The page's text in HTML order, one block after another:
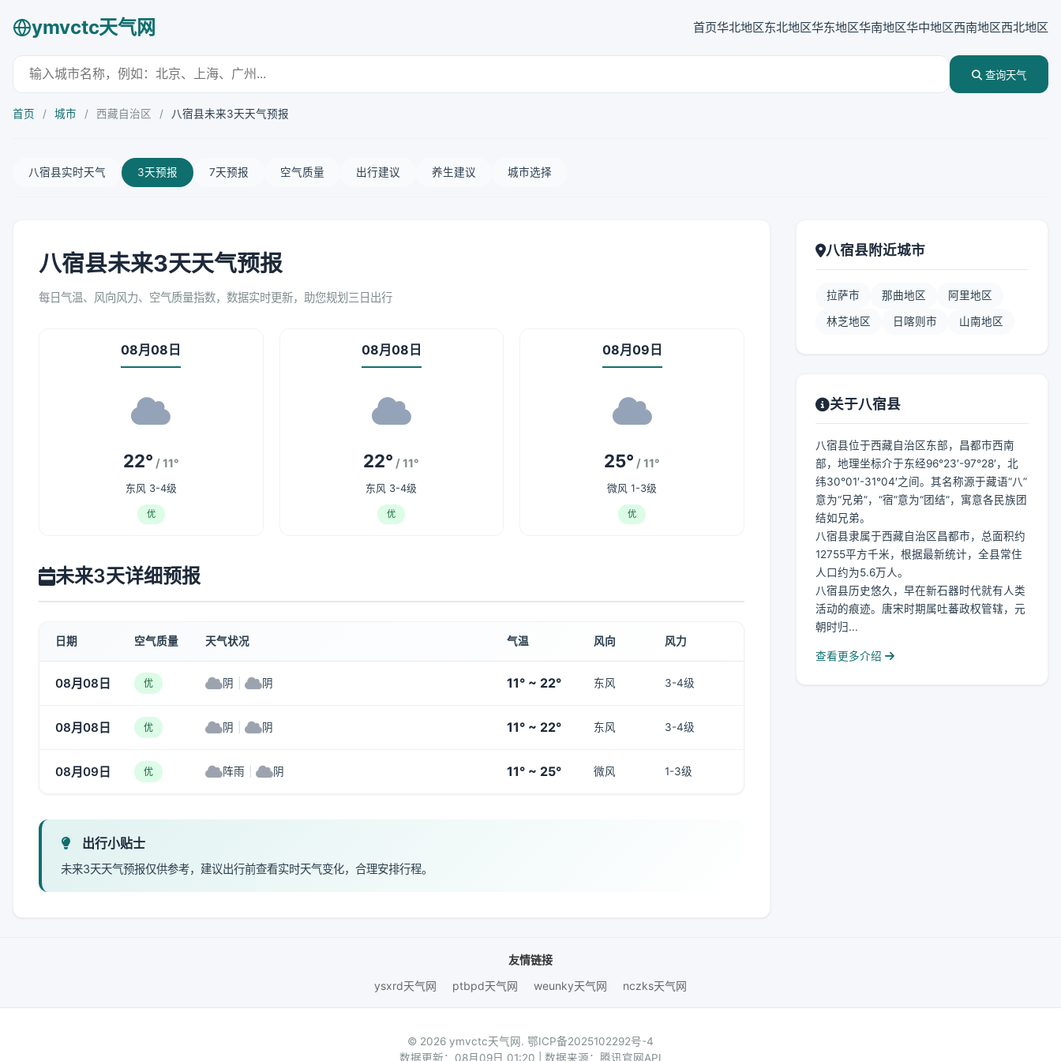
ymvctc天气网 首页华北地区东北地区华东地区华南地区华中地区西南地区西北地区
查询天气
首页 / 城市 / 西藏自治区 / 八宿县未来3天天气预报
八宿县实时天气 3天预报 7天预报 空气质量 出行建议 养生建议 城市选择
八宿县未来3天天气预报
每日气温、风向风力、空气质量指数，数据实时更新，助您规划三日出行
08月08日
22° / 11°
东风 3-4级
优
08月08日
22° / 11°
东风 3-4级
优
08月09日
25° / 11°
微风 1-3级
优
未来3天详细预报
日期 空气质量 天气状况 气温 风向 风力
08月08日 优 阴 阴 11° ~ 22° 东风 3-4级
08月08日 优 阴 阴 11° ~ 22° 东风 3-4级
08月09日 优 阵雨 阴 11° ~ 25° 微风 1-3级
出行小贴士
未来3天天气预报仅供参考，建议出行前查看实时天气变化，合理安排行程。
八宿县附近城市
拉萨市 那曲地区 阿里地区
林芝地区 日喀则市 山南地区
关于八宿县
八宿县位于西藏自治区东部，昌都市西南
部，地理坐标介于东经96°23′-97°28′，北
纬30°01′-31°04′之间。其名称源于藏语“八”
意为“兄弟”，“宿”意为“团结”，寓意各民族团
结如兄弟。
八宿县隶属于西藏自治区昌都市，总面积约
12755平方千米，根据最新统计，全县常住
人口约为5.6万人。
八宿县历史悠久，早在新石器时代就有人类
活动的痕迹。唐宋时期属吐蕃政权管辖，元
朝时归...
查看更多介绍
友情链接
ysxrd天气网
ptbpd天气网 weunky天气网 nczks天气网
© 2026 ymvctc天气网. 鄂ICP备2025102292号-4
数据更新：08月09日 01:20 | 数据来源：腾讯官网API